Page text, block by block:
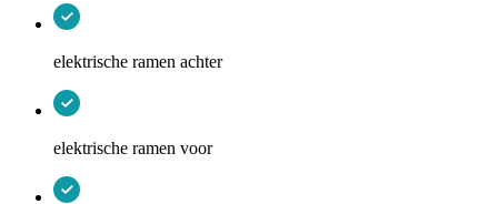
elektrische ramen achter
elektrische ramen voor